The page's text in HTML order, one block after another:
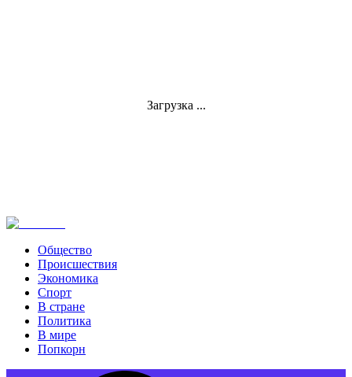
Загрузка ...
Общество
Происшествия
Экономика
Спорт
В стране
Политика
В мире
Попкорн